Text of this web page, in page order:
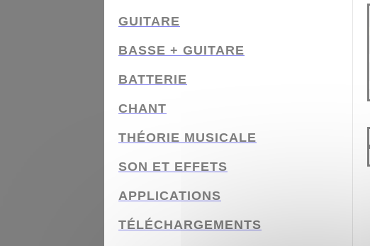
GUITARE
BASSE + GUITARE
BATTERIE
CHANT
THÉORIE MUSICALE
SON ET EFFETS
APPLICATIONS
TÉLÉCHARGEMENTS